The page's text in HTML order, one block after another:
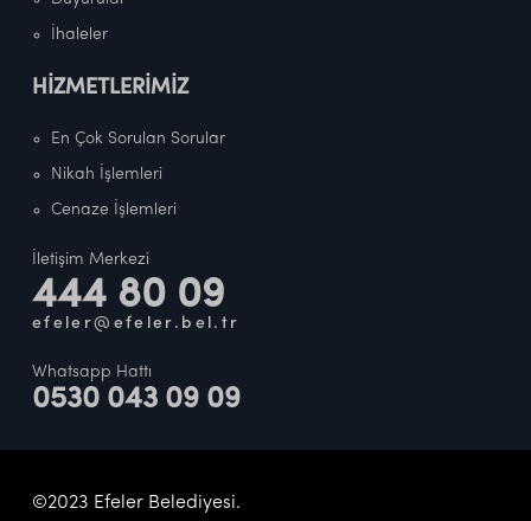
İhaleler
HİZMETLERİMİZ
En Çok Sorulan Sorular
Nikah İşlemleri
Cenaze İşlemleri
İletişim Merkezi
444 80 09
efeler@efeler.bel.tr
Whatsapp Hattı
0530 043 09 09
©2023 Efeler Belediyesi.